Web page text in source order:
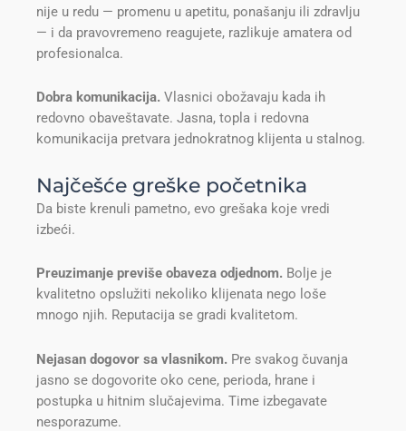
nije u redu — promenu u apetitu, ponašanju ili zdravlju
— i da pravovremeno reagujete, razlikuje amatera od
profesionalca.
Dobra komunikacija. Vlasnici obožavaju kada ih
redovno obaveštavate. Jasna, topla i redovna
komunikacija pretvara jednokratnog klijenta u stalnog.
Najčešće greške početnika
Da biste krenuli pametno, evo grešaka koje vredi
izbeći.
Preuzimanje previše obaveza odjednom. Bolje je
kvalitetno opslužiti nekoliko klijenata nego loše
mnogo njih. Reputacija se gradi kvalitetom.
Nejasan dogovor sa vlasnikom. Pre svakog čuvanja
jasno se dogovorite oko cene, perioda, hrane i
postupka u hitnim slučajevima. Time izbegavate
nesporazume.